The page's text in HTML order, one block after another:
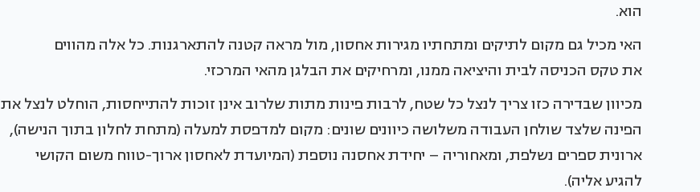
הוא.
האי מכיל גם מקום לתיקים ומתחתיו מגירות אחסון, מול מראה קטנה להתארגנות. כל אלה מהווים
את טקס הכניסה לבית והיציאה ממנו, ומרחיקים את הבלגן מהאי המרכזי.
מכיוון שבדירה כזו צריך לנצל כל שטח, לרבות פינות מתות שלרוב אינן זוכות להתייחסות, הוחלט לנצל את
הפינה שלצד שולחן העבודה משלושה כיוונים שונים: מקום למדפסת למעלה (מתחת לחלון בתוך הנישה),
ארונית ספרים נשלפת, ומאחוריה – יחידת אחסנה נוספת (המיועדת לאחסון ארוך-טווח משום הקושי
להגיע אליה).